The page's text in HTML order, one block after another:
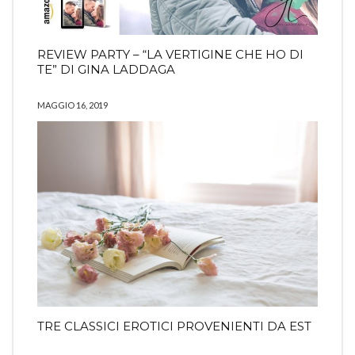
REVIEW PARTY – “LA VERTIGINE CHE HO DI
TE” DI GINA LADDAGA
MAGGIO 16, 2019
TRE CLASSICI EROTICI PROVENIENTI DA EST